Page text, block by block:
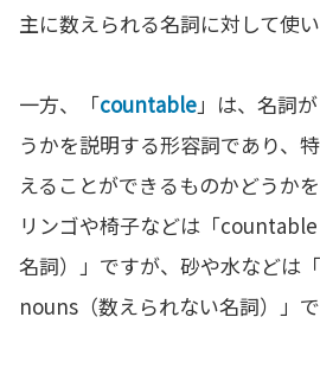
主に数えられる名詞に対して使い
一方、「countable」は、名詞
うかを説明する形容詞であり、
えることができるものかどうか
リンゴや椅子などは「
名詞）」ですが、砂や水などは
nouns（数えられない名詞）」で